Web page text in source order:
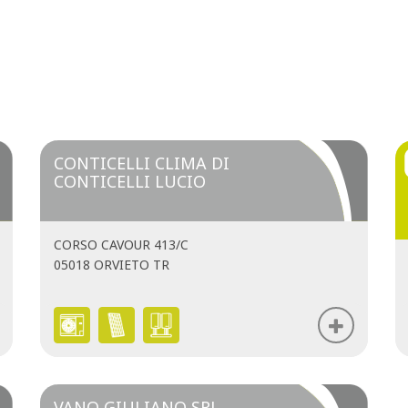
CONTICELLI CLIMA DI
CONTICELLI LUCIO
CORSO CAVOUR 413/C
05018 ORVIETO TR